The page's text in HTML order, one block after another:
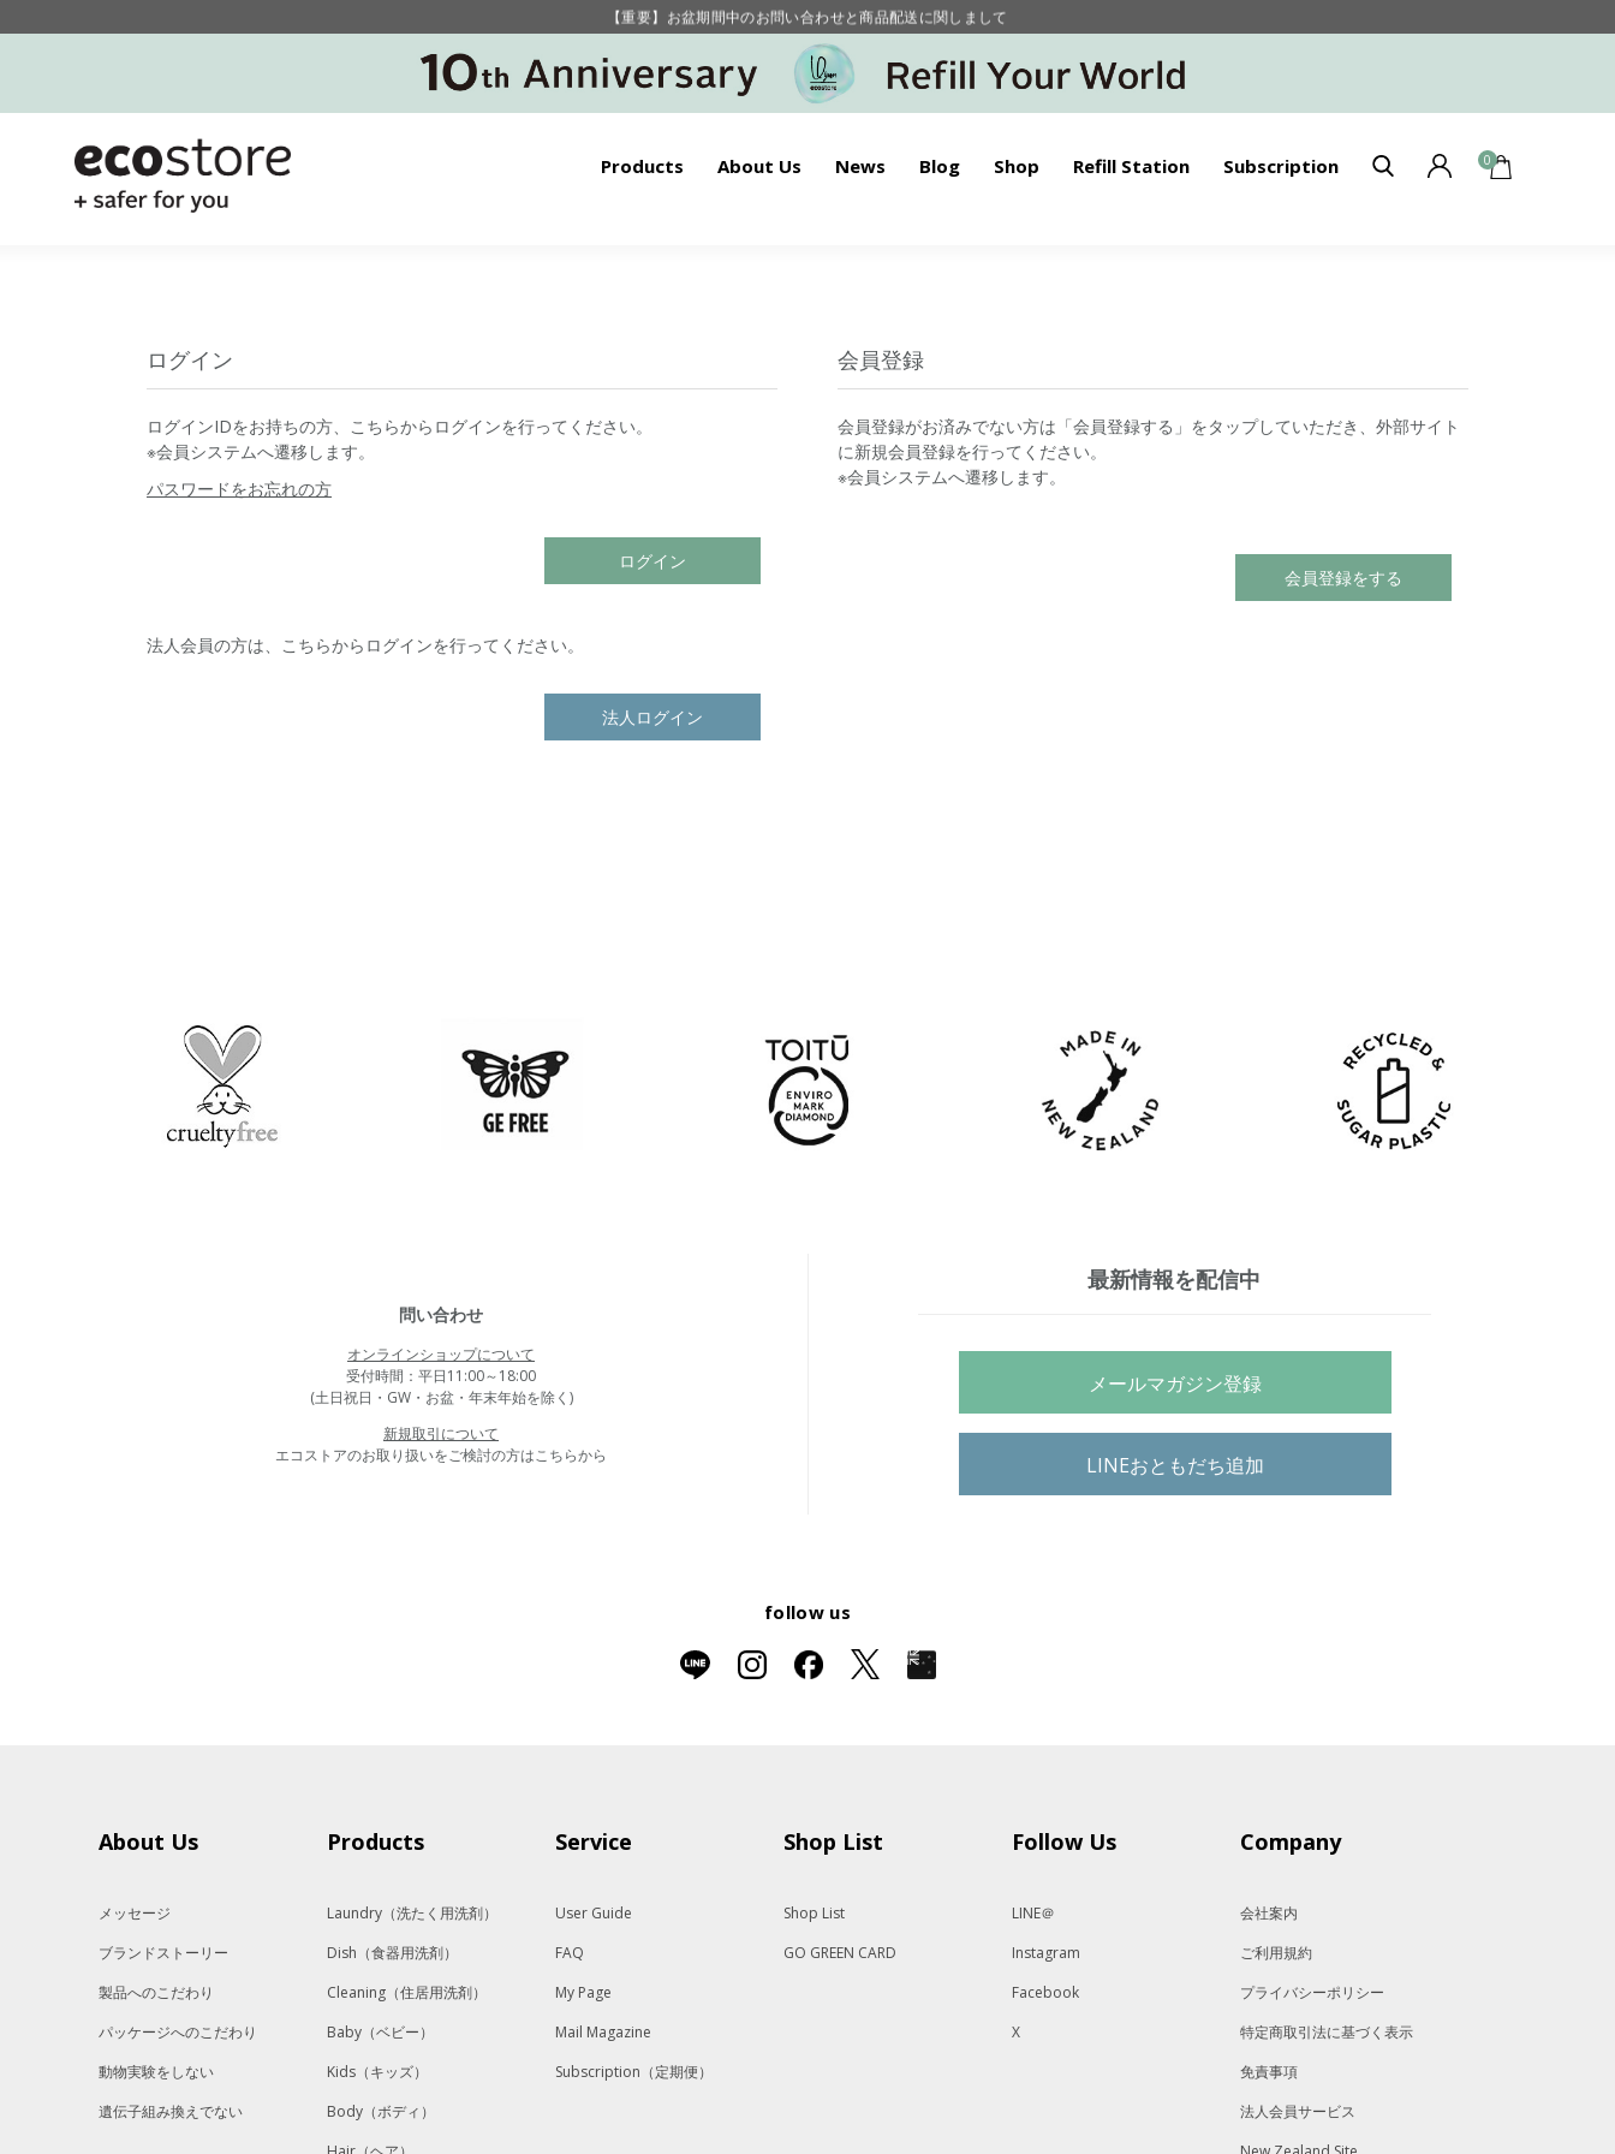
【重要】お盆期間中のお問い合わせと商品配送に関しまして
毎月お得にポイントが貯まる！ “月のポイントアップデー”
Products About Us News Blog Shop Refill Station Subscription 0
ログイン
ログインIDをお持ちの方、こちらからログインを行ってください。
※会員システムへ遷移します。
パスワードをお忘れの方
ログイン
法人会員の方は、こちらからログインを行ってください。
法人ログイン
会員登録
会員登録がお済みでない方は「会員登録する」をタップしていただき、外部サイト
に新規会員登録を行ってください。
※会員システムへ遷移します。
会員登録をする
問い合わせ
オンラインショップについて
受付時間：平日11:00～18:00
(土日祝日・GW・お盆・年末年始を除く)
新規取引について
エコストアのお取り扱いをご検討の方はこちらから
最新情報を配信中
メールマガジン登録
LINEおともだち追加
follow us
About Us
メッセージ
ブランドストーリー
製品へのこだわり
パッケージへのこだわり
動物実験をしない
遺伝子組み換えでない
Products
Laundry （洗たく用洗剤）
Dish （食器用洗剤）
Cleaning （住居用洗剤）
Baby （ベビー）
Kids （キッズ）
Body （ボディ）
Service
User Guide
FAQ
My Page
Mail Magazine
Subscription（定期便）
Shop List
Shop List
GO GREEN CARD
Follow Us
LINE＠
Instagram
Facebook
X
Company
会社案内
ご利用規約
プライバシーポリシー
特定商取引法に基づく表示
免責事項
法人会員サービス